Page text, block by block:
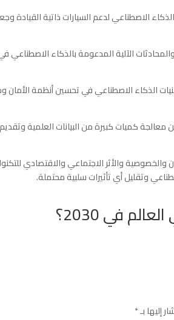
الاصطناعي لدعم السيارات ذاتية القيادة
والمحادثات الآلية المدعومة بالذكاء
الذكاء الاصطناعي في تحسين أنظمة الأمان
معالجة كميات كبيرة من البيانات العلمية
والخصوصية والأثر الاجتماعي والاقتصادي
وتقليل أي تأثيرات سلبية محتملة.
في 2030؟
إليها بـ*